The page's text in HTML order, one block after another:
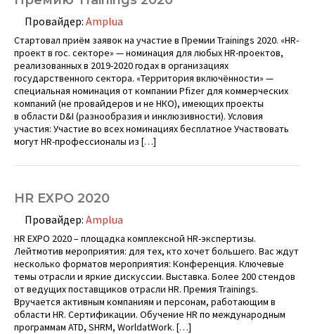
Провайдер: Amplua
Стартовал приём заявок на участие в Премии Trainings 2020. «HR-
проект в гос. секторе» — номинация для любых HR-проектов,
реализованных в 2019-2020 годах в организациях
государственного сектора. «Территория включённости» —
специальная номинация от компании Pfizer для коммерческих
компаний (не провайдеров и не НКО), имеющих проекты
в области D&I (разнообразия и инклюзивности). Условия
участия: Участие во всех номинациях бесплатное Участвовать
могут HR-профессионалы из […]
HR EXPO 2020
Провайдер: Amplua
HR EXPO 2020 – площадка комплексной HR-экспертизы.
Лейтмотив мероприятия: для тех, кто хочет большего. Вас ждут
несколько форматов мероприятия: Конференция. Ключевые
темы отрасли и яркие дискуссии. Выставка. Более 200 стендов
от ведущих поставщиков отрасли HR. Премия Trainings.
Вручается активным компаниям и персонам, работающим в
области HR. Сертификации. Обучение HR по международным
программам ATD, SHRM, WorldatWork. […]